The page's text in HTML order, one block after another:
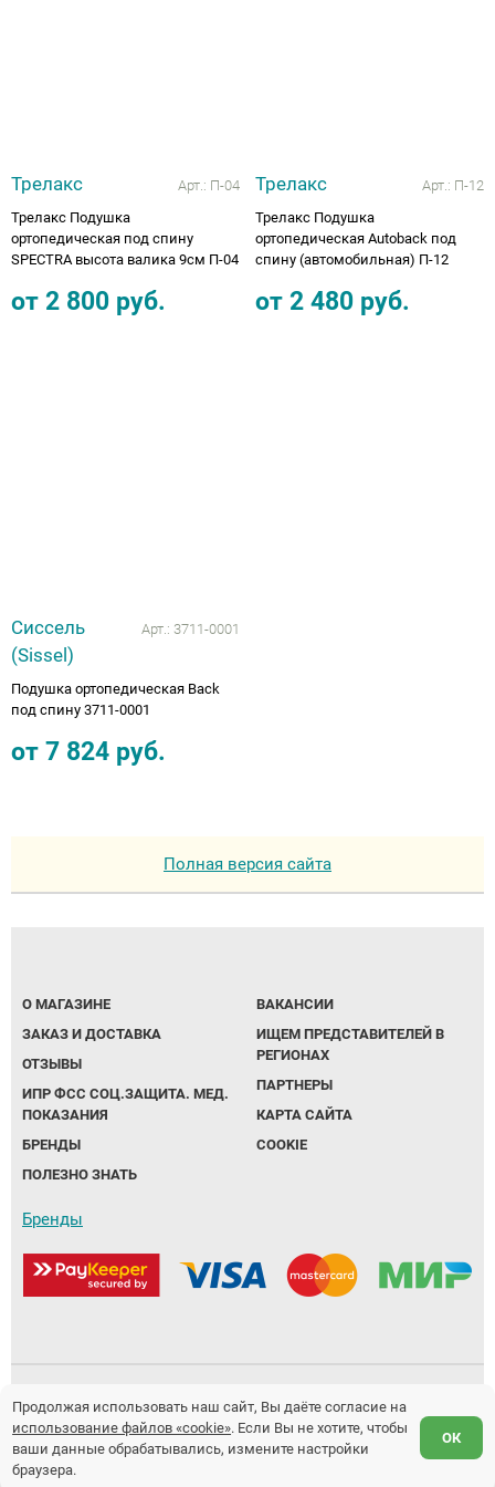
Трелакс Арт.: П-04
Трелакс Подушка
ортопедическая под спину
SPECTRA высота валика 9см П-04
от 2 800 руб.
Трелакс Арт.: П-12
Трелакс Подушка
ортопедическая Autoback под
спину (автомобильная) П-12
от 2 480 руб.
Сиссель
(Sissel)
Арт.: 3711-0001
Подушка ортопедическая Back
под спину 3711-0001
от 7 824 руб.
Полная версия сайта
О МАГАЗИНЕ
ЗАКАЗ И ДОСТАВКА
ОТЗЫВЫ
ИПР ФСС СОЦ.ЗАЩИТА. МЕД.
ПОКАЗАНИЯ
БРЕНДЫ
ПОЛЕЗНО ЗНАТЬ
ВАКАНСИИ
ИЩЕМ ПРЕДСТАВИТЕЛЕЙ В
РЕГИОНАХ
ПАРТНЕРЫ
КАРТА САЙТА
COOKIE
Бренды
Политика обработки персональных данных
Предложение не является публичной офертой.
Продолжая использовать наш сайт, Вы даёте согласие на
использование файлов «cookie». Если Вы не хотите, чтобы
ваши данные обрабатывались, измените настройки
браузера.
ОК
Противопролежневые матрасы, подушки
ОПОРЫ, ВЕРТИКАЛИЗАТОРЫ, Оборудование
для ЛФК
Одежда ортопедическая (адаптивная) для